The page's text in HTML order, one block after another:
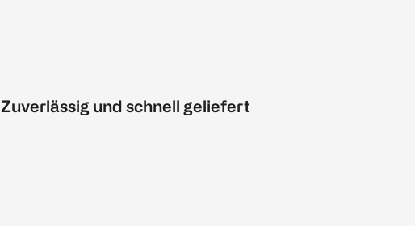
Zuverlässig und schnell geliefert